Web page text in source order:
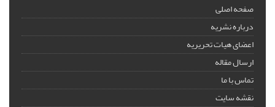
صفحه اصلی
درباره نشریه
اعضای هیات تحریریه
ارسال مقاله
تماس با ما
نقشه سایت